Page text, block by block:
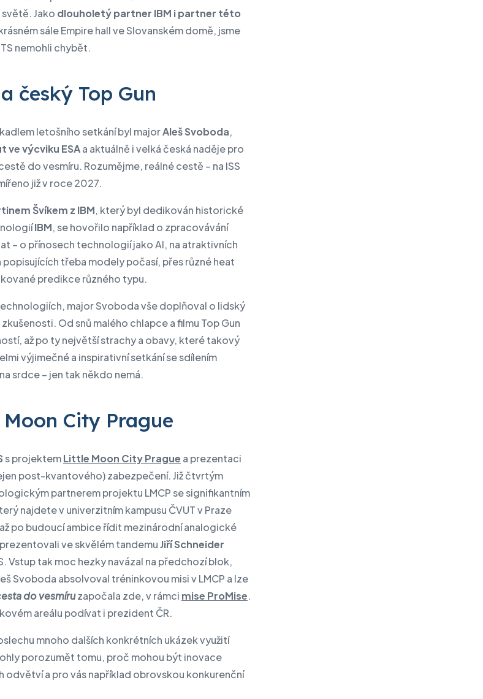
Jako dlouholetý partner IBM i partner této
sále Empire hall ve Slovanském domě, jsme
nemohli chybět.
český Top Gun
letošního setkání byl majorAleš Svoboda,
výcviku ESAa aktuálně i velká česká naděje pro
do vesmíru. Rozumějme, reálné cestě – na ISS
již v roce 2027.
Švíkem z IBM, který byl dedikován historické
IBM, se hovořilo například o zpracovávání
– o přínosech technologií jako AI, na atraktivních
třeba modely počasí, přes různé heat
predikce různého typu.
major Svoboda vše doplňoval o lidský
Od snů malého chlapce a filmu Top Gun
až po ty největší strachy a obavy, které takový
výjimečné a inspirativní setkání se sdílením
srdce – jen tak někdo nemá.
City Prague
s projektemLittle Moon City Prague a prezentaci
post-kvantového) zabezpečení. Již čtvrtým
partnerem projektu LMCP se signifikantním
najdete v univerzitním kampusu ČVUT v Praze
po budoucí ambice řídit mezinárodní analogické
ve skvělém tandemuJiří Schneider
Vstup tak moc hezky navázal na předchozí blok,
Svoboda absolvoval tréninkovou misi v LMCP a lze
do vesmíruzapočala zde, v rámci mise ProMise.
areálu podívat i prezident ČR.
mnoho dalších konkrétních ukázek využití
porozumět tomu, proč mohou být inovace
odvětví a pro vás například obrovskou konkurenční